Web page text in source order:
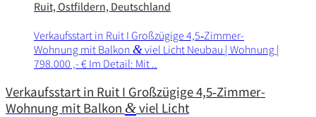
Ruit, Ostfildern, Deutschland
Verkaufs­start in Ruit I Groß­zü­gige 4,5‑Zimmer-
Wohnung mit Balkon &viel Licht Neubau | Wohnung |
798.000 ‚- € Im Detail: Mit ..
Verkaufsstart in Ruit I Großzügige 4,5‑Zimmer-
Wohnung mit Balkon &viel Licht